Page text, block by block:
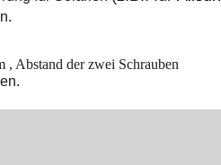
, Abstand der zwei Schrauben